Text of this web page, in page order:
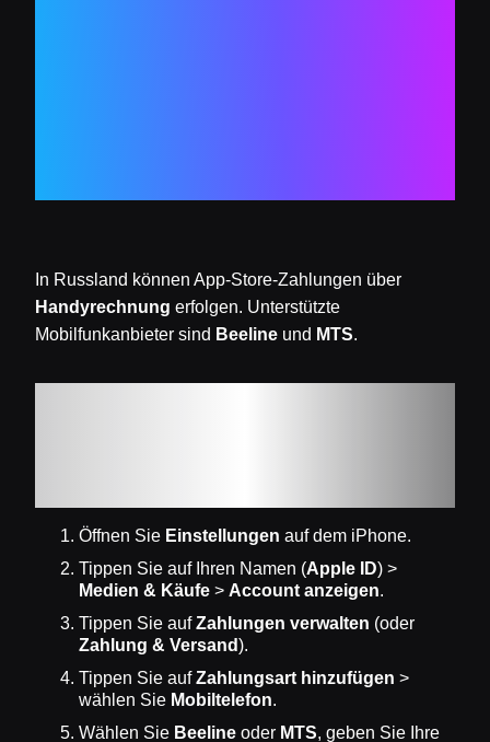
In Russland können App‑Store‑Zahlungen über
Handyrechnung erfolgen. Unterstützte
Mobilfunkanbieter sind Beeline und MTS.
Öffnen Sie Einstellungen auf dem iPhone.
Tippen Sie auf Ihren Namen (Apple ID) >
Medien & Käufe > Account anzeigen.
Tippen Sie aufZahlungen verwalten (oder
Zahlung & Versand).
Tippen Sie aufZahlungsart hinzufügen >
wählen Sie Mobiltelefon.
Wählen Sie Beeline oder MTS, geben Sie Ihre